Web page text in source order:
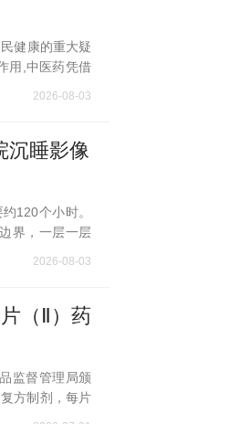
健康的重大疑
用,中医药凭借
独特优势,在肿
2026-08-03
沉睡影像
120个小时。
界，一层一层
标注平台，同
2026-08-03
（Ⅱ）药
监督管理局颁
方制剂，每片
羟铝 11mg。